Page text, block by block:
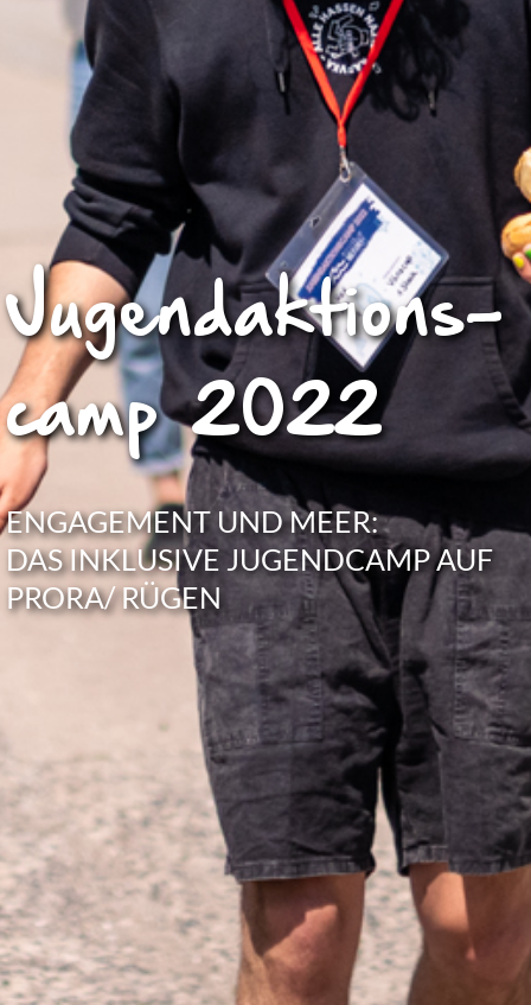
Jugend­ak­ti­ons­
camp 2022
ENGA­GE­MENT UND MEER:
DAS INKLU­SIVE JUGEND­CAMP AUF
PRORA/ RÜGEN